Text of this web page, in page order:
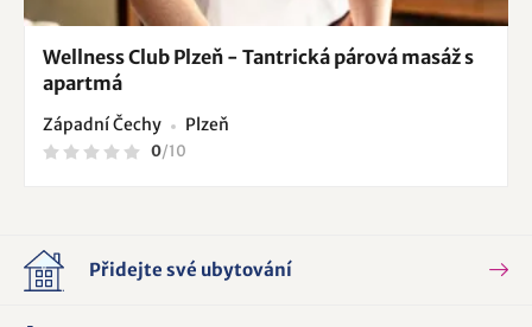
Wellness Club Plzeň - Tantrická párová masáž s
apartmá
Západní Čechy Plzeň
0/10
Přidejte své ubytování